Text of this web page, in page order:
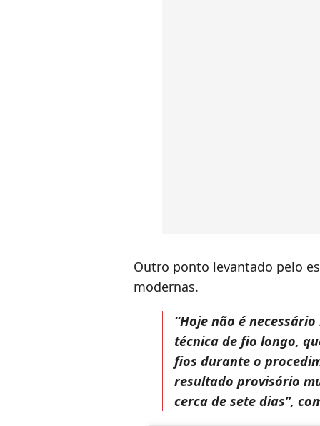
Outro ponto levantado pelo
modernas.
“Hoje não é
técnica de fio longo,
fios durante o
resultado provisório
cerca de sete dias”,